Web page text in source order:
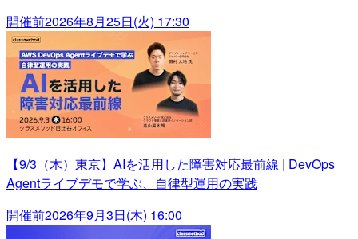
開催前2026年8月25日(火) 17:30
【9/3（木）東京】AIを活用した障害対応最前線 | DevOps
Agentライブデモで学ぶ、自律型運用の実践
開催前2026年9月3日(木) 16:00